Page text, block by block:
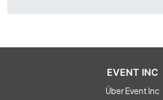
EVENT INC
Über Event Inc